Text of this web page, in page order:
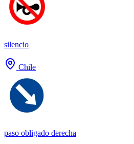
silencio
Chile
paso obligado derecha